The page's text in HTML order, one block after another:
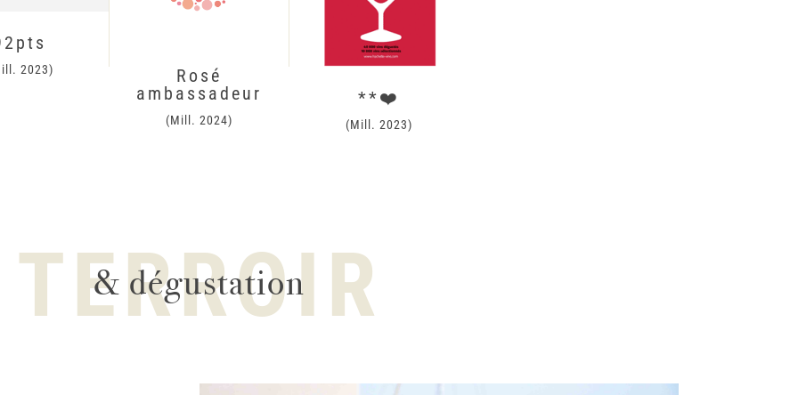
2023)
Rosé
ambassadeur
(Mill. 2024)
**❤️
(Mill. 2023)
TERROIR
& dégustation